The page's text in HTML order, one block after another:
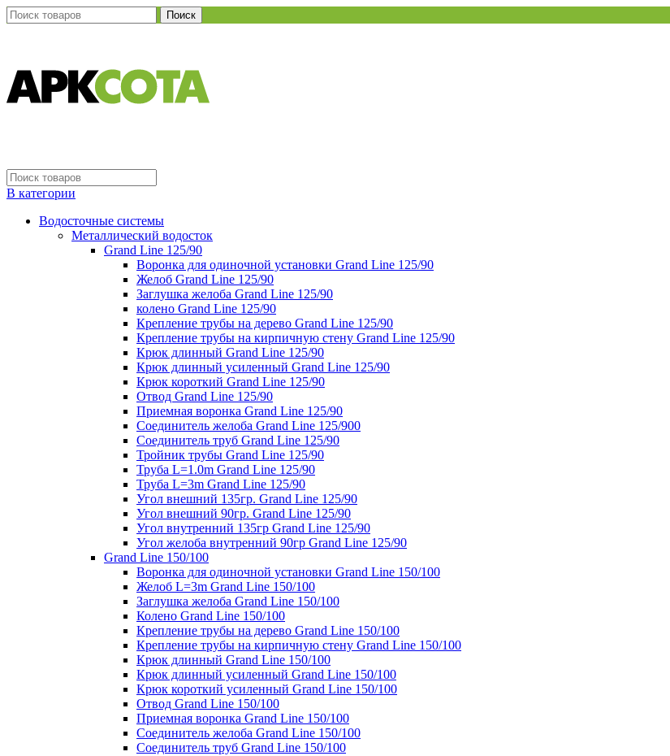
Поиск
В категории
Водосточные системы
Металлический водосток
Grand Line 125/90
Воронка для одиночной установки Grand Line 125/90
Желоб Grand Line 125/90
Заглушка желоба Grand Line 125/90
колено Grand Line 125/90
Крепление трубы на дерево Grand Line 125/90
Крепление трубы на кирпичную стену Grand Line 125/90
Крюк длинный Grand Line 125/90
Крюк длинный усиленный Grand Line 125/90
Крюк короткий Grand Line 125/90
Отвод Grand Line 125/90
Приемная воронка Grand Line 125/90
Соединитель желоба Grand Line 125/900
Соединитель труб Grand Line 125/90
Тройник трубы Grand Line 125/90
Труба L=1.0m Grand Line 125/90
Труба L=3m Grand Line 125/90
Угол внешний 135гр. Grand Line 125/90
Угол внешний 90гр. Grand Line 125/90
Угол внутренний 135гр Grand Line 125/90
Угол желоба внутренний 90гр Grand Line 125/90
Grand Line 150/100
Воронка для одиночной установки Grand Line 150/100
Желоб L=3m Grand Line 150/100
Заглушка желоба Grand Line 150/100
Колено Grand Line 150/100
Крепление трубы на дерево Grand Line 150/100
Крепление трубы на кирпичную стену Grand Line 150/100
Крюк длинный Grand Line 150/100
Крюк длинный усиленный Grand Line 150/100
Крюк короткий усиленный Grand Line 150/100
Отвод Grand Line 150/100
Приемная воронка Grand Line 150/100
Соединитель желоба Grand Line 150/100
Соединитель труб Grand Line 150/100